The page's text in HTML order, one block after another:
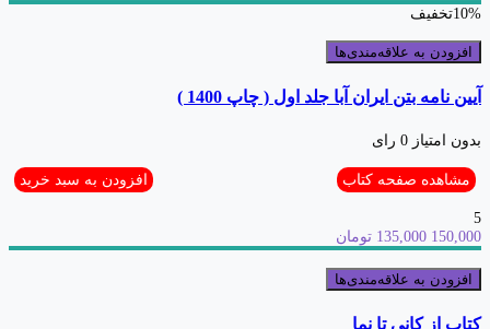
10%تخفیف
افزودن به علاقه‌مندی‌ها
آیین نامه بتن ایران آبا جلد اول ( چاپ 1400 )
بدون امتیاز 0 رای
مشاهده صفحه کتاب افزودن به سبد خرید
5
150,000 135,000 تومان
افزودن به علاقه‌مندی‌ها
کتاب از کانی تا نما